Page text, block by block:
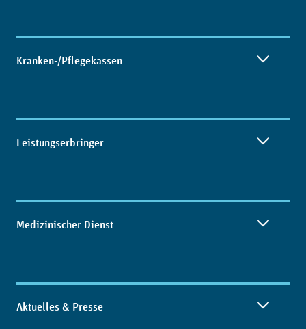
Kranken-/Pflegekassen
Leistungserbringer
Medizinischer Dienst
Aktuelles & Presse